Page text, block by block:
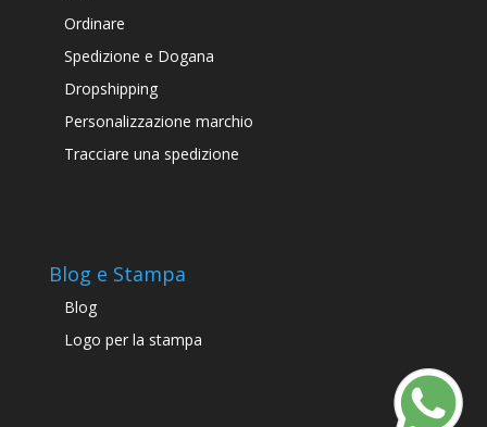
Ordinare
Spedizione e Dogana
Dropshipping
Personalizzazione marchio
Tracciare una spedizione
Blog e Stampa
Blog
Logo per la stampa